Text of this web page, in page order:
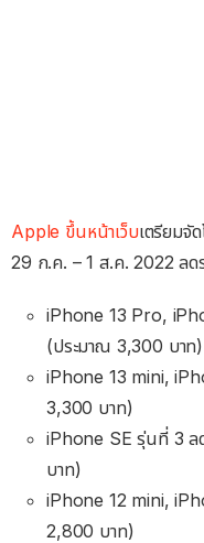
Apple ขึ้นหน้าเว็บเตรียมจั
29 ก.ค. – 1 ส.ค. 2022 ลด
iPhone 13 Pro,
(ประมาณ 3,300 บาท)
iPhone 13 mini,
3,300 บาท)
iPhone SE รุ่นที่ 3 ล
บาท)
iPhone 12 mini,
2,800 บาท)